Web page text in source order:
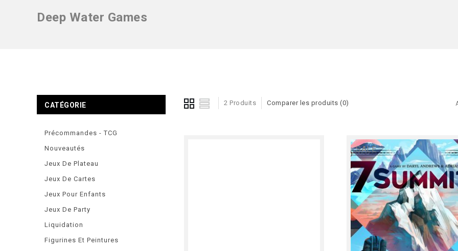
Deep Water Games
2 Produits Comparer les produits (0)
SALE
CATÉGORIE
Précommandes - TCG
Nouveautés
Jeux De Plateau
Jeux De Cartes
Jeux Pour Enfants
Jeux De Party
Liquidation
Figurines Et Peintures